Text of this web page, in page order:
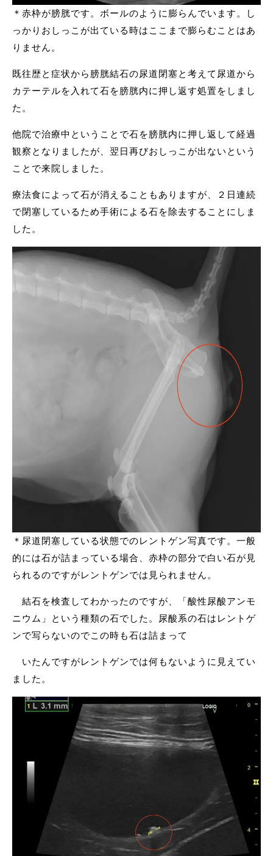
＊赤枠が膀胱です。ボールのように膨らんでいます。し
っかりおしっこが出ている時はここまで膨らむことはあ
りません。
既往歴と症状から膀胱結石の尿道閉塞と考えて尿道から
カテーテルを入れて石を膀胱内に押し返す処置をしまし
た。
他院で治療中ということで石を膀胱内に押し返して経過
観察となりましたが、翌日再びおしっこが出ないという
ことで来院しました。
療法食によって石が消えることもありますが、２日連続
で閉塞しているため手術による石を除去することにしま
した。
＊尿道閉塞している状態でのレントゲン写真です。一般
的には石が詰まっている場合、赤枠の部分で白い石が見
られるのですがレントゲンでは見られません。
結石を検査してわかったのですが、「酸性尿酸アンモ
ニウム」という種類の石でした。尿酸系の石はレントゲ
ンで写らないのでこの時も石は詰まって
いたんですがレントゲンでは何もないように見えてい
ました。